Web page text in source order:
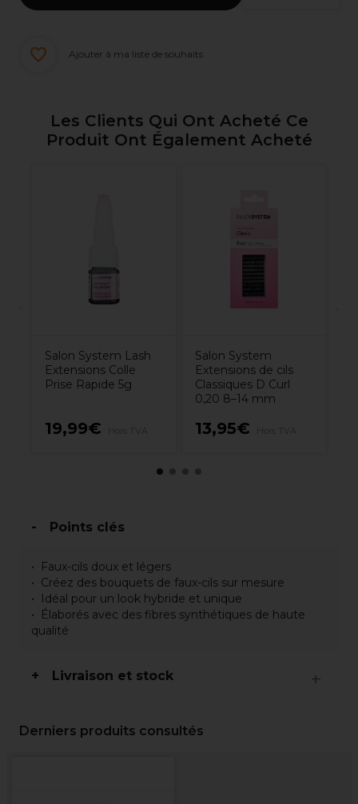
Ajouter à ma liste de souhaits
Les Clients Qui Ont Acheté Ce
Produit Ont Également Acheté
Salon System Lash
Extensions Colle
Prise Rapide 5g
19,99€
Salon System
Extensions de cils
Classiques D Curl
0,20 8–14 mm
13,95€
Points clés
Faux-cils doux et légers
Créez des bouquets de faux-cils sur mesure
Idéal pour un look hybride et unique
Élaborés avec des fibres synthétiques de haute
qualité
Livraison et stock
Derniers produits consultés